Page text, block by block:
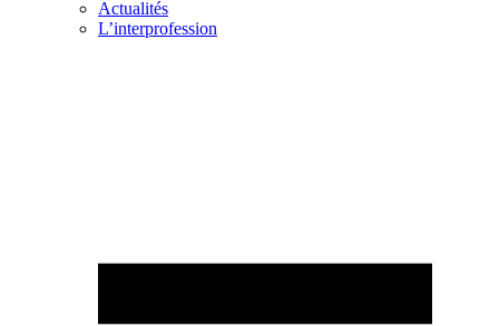
Actualités
L’interprofession